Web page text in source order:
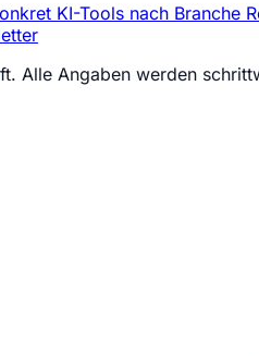
KI-Tools nach Branche
Alle Angaben werden